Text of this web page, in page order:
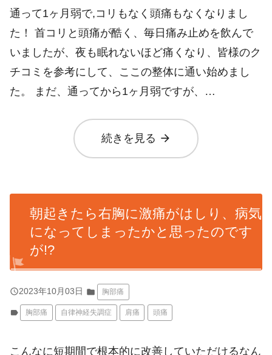
通って1ヶ月弱で,コリもなく頭痛もなくなりまし
た！ 首コリと頭痛が酷く、毎日痛み止めを飲んで
いましたが、夜も眠れないほど痛くなり、皆様のク
チコミを参考にして、ここの整体に通い始めまし
た。 まだ、通ってから1ヶ月弱ですが、…
続きを見る arrow_forward
朝起きたら右胸に激痛がはしり、病気
になってしまったかと思ったのです
が!?
query_builder2023年10月03日 folder 胸部痛
label 胸部痛 自律神経失調症 肩痛 頭痛
こんなに短期間で根本的に改善していただけるなん